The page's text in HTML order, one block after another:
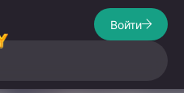
Войти